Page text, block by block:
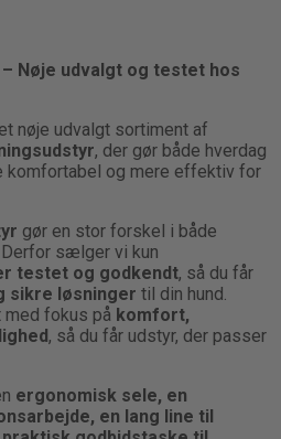
Nøje udvalgt og testet hos
nøje udvalgt sortiment af
, der gør både hverdag
komfortabel og mere effektiv for
gør en stor forskel i både
sælger vi kun
testet og godkendt, så du får
sikre løsninger til din hund.
fokus på komfort,
, så du får udstyr, der passer
ergonomisk sele, en
en lang line til